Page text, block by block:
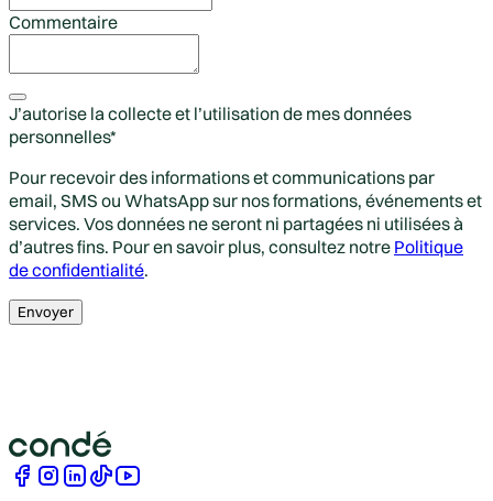
Commentaire
J’autorise la collecte et l’utilisation de mes données
personnelles*
Pour recevoir des informations et communications par
email, SMS ou WhatsApp sur nos formations, événements et
services. Vos données ne seront ni partagées ni utilisées à
d’autres fins. Pour en savoir plus, consultez notre Politique
de confidentialité.
Envoyer